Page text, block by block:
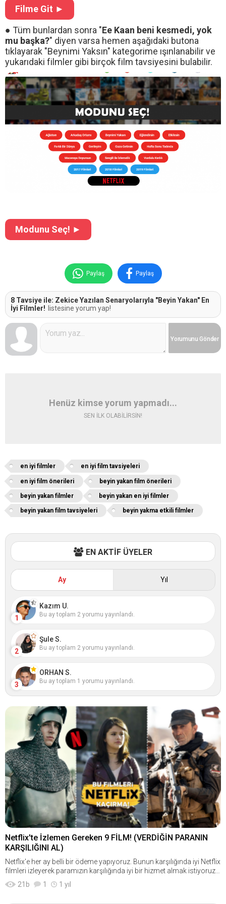
Filme Git ►
● Tüm bunlardan sonra "Ee Kaan beni kesmedi, yok
mu başka?" diyen varsa hemen aşağıdaki butona
tıklayarak "Beynimi Yaksın" kategorime ışınlanabilir ve
yukarıdaki filmler gibi birçok film tavsiyesini bulabilir.
Modunu Seç! ►
Paylaş Paylaş
8 Tavsiye ile: Zekice Yazılan Senaryolarıyla "Beyin Yakan" En
İyi Filmler! listesine yorum yap!
Yorumunu Gönder
Henüz kimse yorum yapmadı...
SEN İLK OLABİLİRSİN!
en iyi filmler en iyi film tavsiyeleri
en iyi film önerileri beyin yakan film önerileri
beyin yakan filmler beyin yakan en iyi filmler
beyin yakan film tavsiyeleri beyin yakma etkili filmler
EN AKTİF ÜYELER
Ay Yıl
1
Kazım U.
Bu ay toplam 2 yorumu yayınlandı.
2
Şule S.
Bu ay toplam 2 yorumu yayınlandı.
3
ORHAN S.
Bu ay toplam 1 yorumu yayınlandı.
Netflix'te İzlemen Gereken 9 FİLM! (VERDİĞİN PARANIN
KARŞILIĞINI AL)
Netflix'e her ay belli bir ödeme yapıyoruz. Bunun karşılığında iyi Netflix
filmleri izleyerek paramızın karşılığında iyi bir hizmet almak istiyoruz.
Hatta bunun için her gün binlerce kişi Google'a "Netflix'te izlenecek fil
mler neler?", "İyi Netflix filmleri..." yazarak her ay ödeme yaptığı platfor
21 b 1 1 yıl